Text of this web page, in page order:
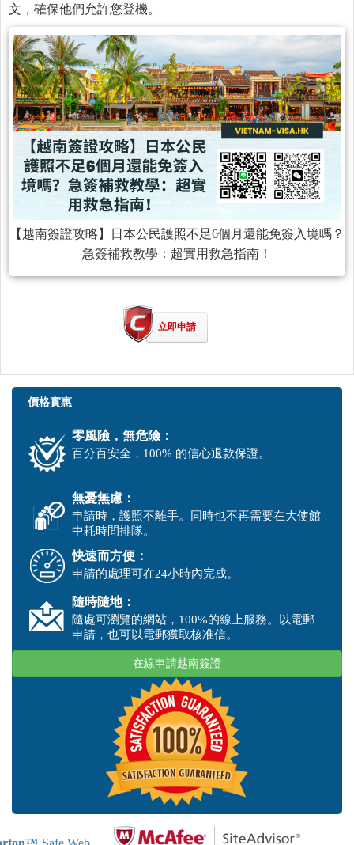
文，確保他們允許您登機。
【越南簽證攻略】日本公民護照不足6個月還能免簽入境嗎？
急簽補救教學：超實用救急指南！
立即申請
價格實惠
零風險，無危險：
百分百安全，100% 的信心退款保證。
無憂無慮：
申請時，護照不離手。同時也不再需要在大使館
中耗時間排隊。
快速而方便：
申請的處理可在24小時內完成。
隨時隨地：
隨處可瀏覽的網站，100%的線上服務。以電郵
申請，也可以電郵獲取核准信。
在線申請越南簽證